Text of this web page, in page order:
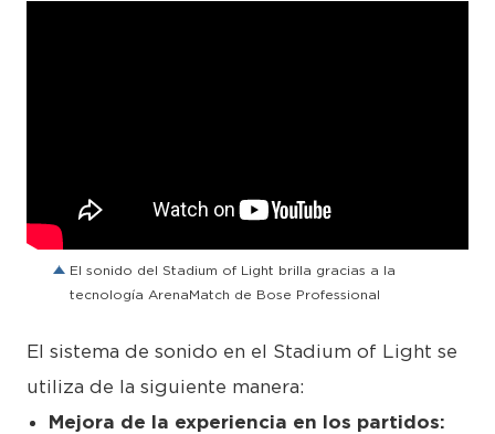
El sonido del Stadium of Light brilla gracias a la
tecnología ArenaMatch de Bose Professional
El sistema de sonido en el Stadium of Light se
utiliza de la siguiente manera:
Mejora de la experiencia en los partidos: